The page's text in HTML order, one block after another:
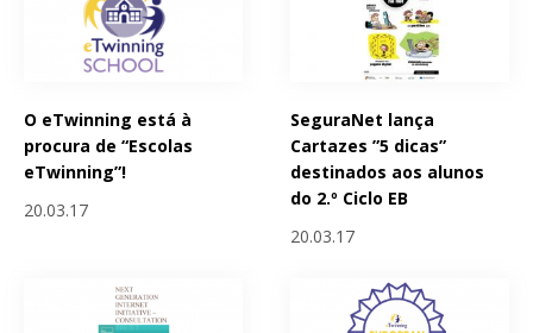
O eTwinning está à
procura de “Escolas
eTwinning”!
20.03.17
SeguraNet lança
Cartazes ”5 dicas”
destinados aos alunos
do 2.º Ciclo EB
20.03.17